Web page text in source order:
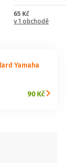
65 Kč
v 1 obchodě
Yamaha
90 Kč